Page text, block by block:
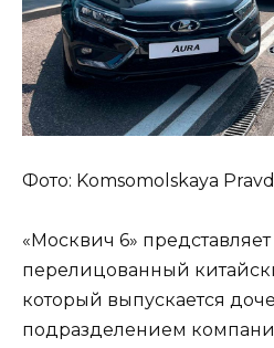
Фото: Komsomolskaya
«Москвич 6»
перелицованный
который выпускается
подразделением